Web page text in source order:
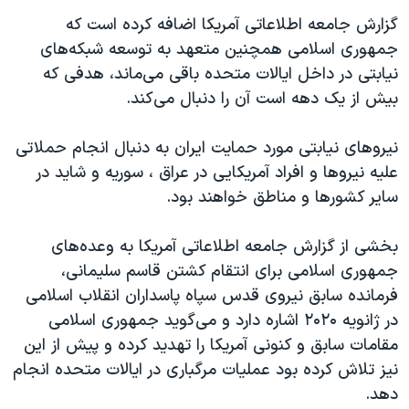
گزارش جامعه اطلاعاتی آمریکا اضافه کرده است که
جمهوری اسلامی همچنین متعهد به توسعه شبکه‌های
نیابتی در داخل ایالات متحده باقی می‌ماند، هدفی که
بیش از یک دهه است آن را دنبال می‌کند.
نیروهای نیابتی مورد حمایت ایران به دنبال انجام حملاتی
علیه نیروها و افراد آمریکایی در عراق ، سوریه و شاید در
سایر کشورها و مناطق خواهند بود.
بخشی از گزارش جامعه اطلاعاتی آمریکا به وعده‌های
جمهوری اسلامی برای انتقام کشتن قاسم سلیمانی،
فرمانده سابق نیروی قدس سپاه پاسداران انقلاب اسلامی
در ژانویه ۲۰۲۰ اشاره دارد و می‌گوید جمهوری اسلامی
مقامات سابق و کنونی آمریکا را تهدید کرده و پیش از این
نیز تلاش کرده بود عملیات مرگباری در ایالات متحده انجام
دهد.